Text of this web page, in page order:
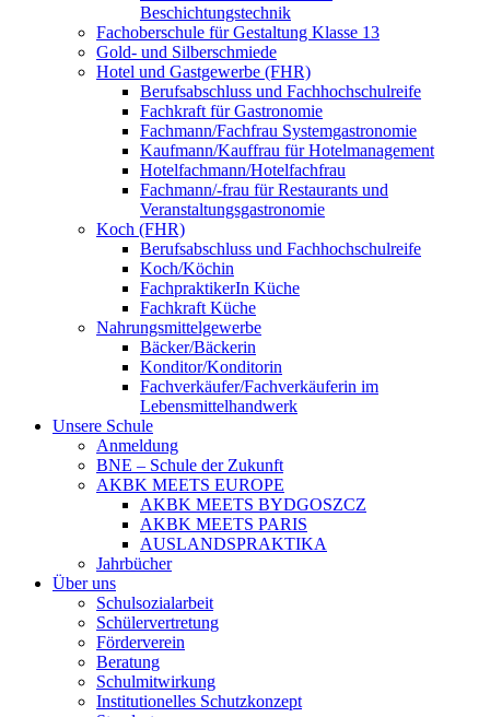
Beschichtungstechnik
Fachoberschule für Gestaltung Klasse 13
Gold- und Silberschmiede
Hotel und Gastgewerbe (FHR)
Berufsabschluss und Fachhochschulreife
Fachkraft für Gastronomie
Fachmann/Fachfrau Systemgastronomie
Kaufmann/Kauffrau für Hotelmanagement
Hotelfachmann/Hotelfachfrau
Fachmann/-frau für Restaurants und
Veranstaltungsgastronomie
Koch (FHR)
Berufsabschluss und Fachhochschulreife
Koch/Köchin
FachpraktikerIn Küche
Fachkraft Küche
Nahrungsmittelgewerbe
Bäcker/Bäckerin
Konditor/Konditorin
Fachverkäufer/Fachverkäuferin im
Lebensmittelhandwerk
Unsere Schule
Anmeldung
BNE – Schule der Zukunft
AKBK MEETS EUROPE
AKBK MEETS BYDGOSZCZ
AKBK MEETS PARIS
AUSLANDSPRAKTIKA
Jahrbücher
Über uns
Schulsozialarbeit
Schülervertretung
Förderverein
Beratung
Schulmitwirkung
Institutionelles Schutzkonzept